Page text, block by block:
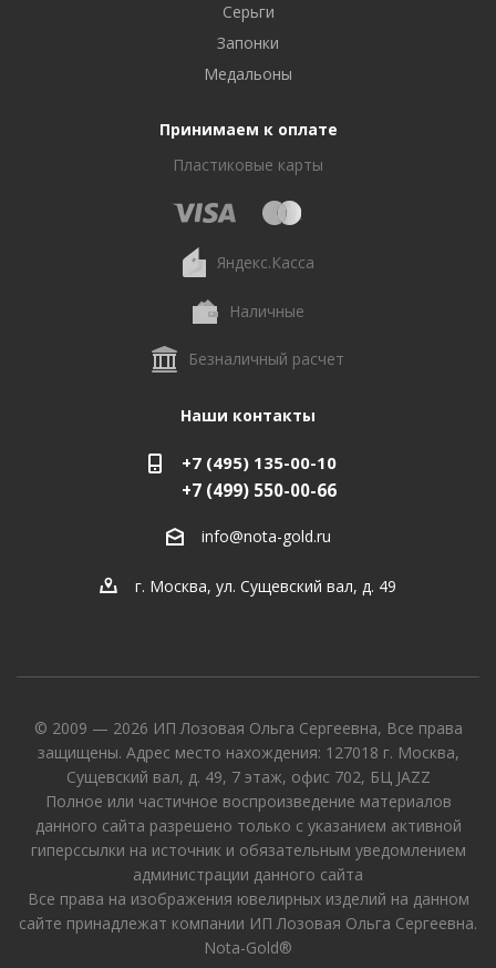
Серьги
Запонки
Медальоны
Принимаем к оплате
Пластиковые карты
Яндекс.Касса
Наличные
Безналичный расчет
Наши контакты
+7 (495) 135-00-10
+7 (499) 550-00-66
info@nota-gold.ru
г. Москва, ул. Сущевский вал, д. 49
© 2009 — 2026 ИП Лозовая Ольга Сергеевна, Все права
защищены. Адрес место нахождения: 127018 г. Москва,
Сущевский вал, д. 49, 7 этаж, офис 702, БЦ JAZZ
Полное или частичное воспроизведение материалов
данного сайта разрешено только с указанием активной
гиперссылки на источник и обязательным уведомлением
администрации данного сайта
Все права на изображения ювелирных изделий на данном
сайте принадлежат компании ИП Лозовая Ольга Сергеевна.
Nota-Gold®